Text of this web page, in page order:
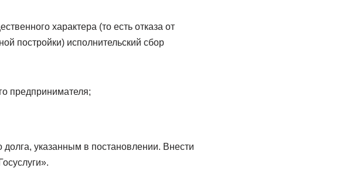
характера (то есть отказа от
постройки) исполнительский сбор
предпринимателя;
указанным в постановлении. Внести